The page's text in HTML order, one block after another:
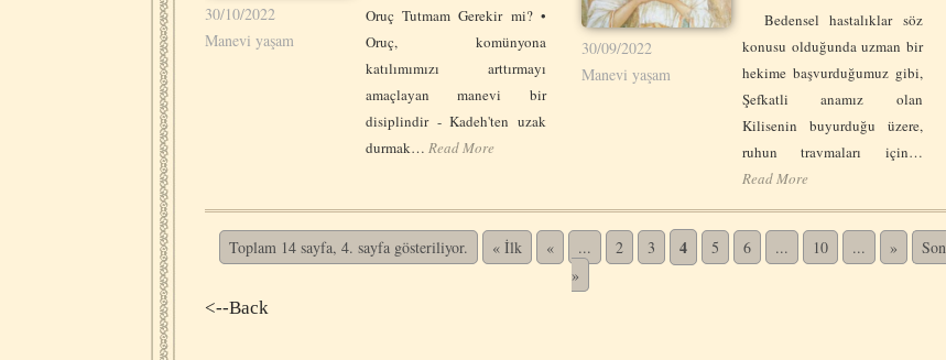
30/10/2022
Manevi yaşam
Oruç Tutmam Gerekir mi? •
Oruç, komünyona
katılımımızı arttırmayı
amaçlayan manevi bir
disiplindir - Kadeh'ten uzak
durmak… Read More
30/09/2022
Manevi yaşam
Bedensel hastalıklar söz
konusu olduğunda uzman bir
hekime başvurduğumuz gibi,
Şefkatli anamız olan
Kilisenin buyurduğu üzere,
ruhun travmaları için…
Read More
Toplam 14 sayfa, 4. sayfa gösteriliyor. « İlk « ... 2 3 4 5 6 ... 10 ... »
Son
»
<--Back